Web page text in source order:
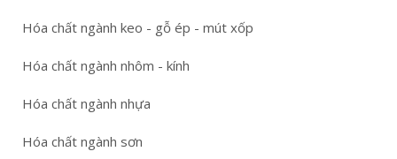
Hóa chất ngành keo - gỗ ép - mút xốp
Hóa chất ngành nhôm - kính
Hóa chất ngành nhựa
Hóa chất ngành sơn